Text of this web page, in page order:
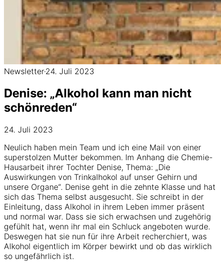
Newsletter·24. Juli 2023
Denise: „Alkohol kann man nicht
schönreden“
24. Juli 2023
Neulich haben mein Team und ich eine Mail von einer
superstolzen Mutter bekommen. Im Anhang die Chemie-
Hausarbeit ihrer Tochter Denise, Thema: „Die
Auswirkungen von Trinkalhokol auf unser Gehirn und
unsere Organe“. Denise geht in die zehnte Klasse und hat
sich das Thema selbst ausgesucht. Sie schreibt in der
Einleitung, dass Alkohol in ihrem Leben immer präsent
und normal war. Dass sie sich erwachsen und zugehörig
gefühlt hat, wenn ihr mal ein Schluck angeboten wurde.
Deswegen hat sie nun für ihre Arbeit recherchiert, was
Alkohol eigentlich im Körper bewirkt und ob das wirklich
so ungefährlich ist.